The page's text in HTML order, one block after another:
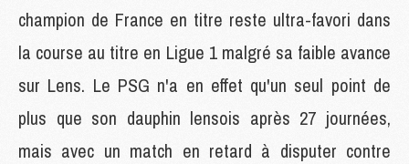
champion de France en titre reste ultra-favori dans
la course au titre en Ligue 1 malgré sa faible avance
sur Lens. Le PSG n'a en effet qu'un seul point de
plus que son dauphin lensois après 27 journées,
mais avec un match en retard à disputer contre